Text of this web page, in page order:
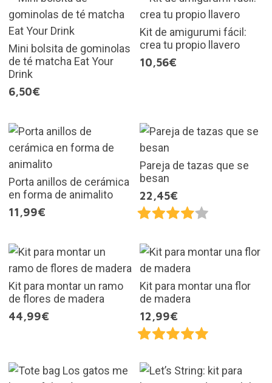
Mini bolsita de gominolas
de té matcha Eat Your
Drink
6,50€
Kit de amigurumi fácil:
crea tu propio llavero
10,56€
Porta anillos de cerámica
en forma de animalito
11,99€
Pareja de tazas que se
besan
22,45€
Kit para montar un ramo
de flores de madera
44,99€
Kit para montar una flor
de madera
12,99€